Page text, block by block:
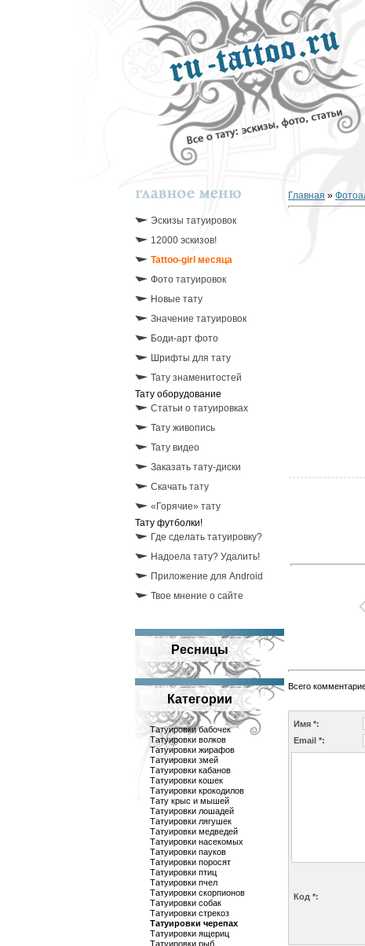
Эскизы татуировок
12000 эскизов!
Tattoo-girl месяца
Фото татуировок
Новые тату
Значение татуировок
Боди-арт фото
Шрифты для тату
Тату знаменитостей
Тату оборудование
Статьи о татуировках
Тату живопись
Тату видео
Заказать тату-диски
Скачать тату
«Горячие» тату
Тату футболки!
Где сделать татуировку?
Надоела тату? Удалить!
Приложение для Android
Твое мнение о сайте
Ресницы
Категории
Татуировки бабочек
Татуировки волков
Татуировки жирафов
Татуировки змей
Татуировки кабанов
Татуировки кошек
Татуировки крокодилов
Тату крыс и мышей
Татуировки лошадей
Татуировки лягушек
Татуировки медведей
Татуировки насекомых
Татуировки пауков
Татуировки поросят
Татуировки птиц
Татуировки пчел
Татуировки скорпионов
Татуировки собак
Татуировки стрекоз
Татуировки черепах
Татуировки ящериц
Татуировки рыб
Главная »
Всего
Имя *:
Email *:
Код *: